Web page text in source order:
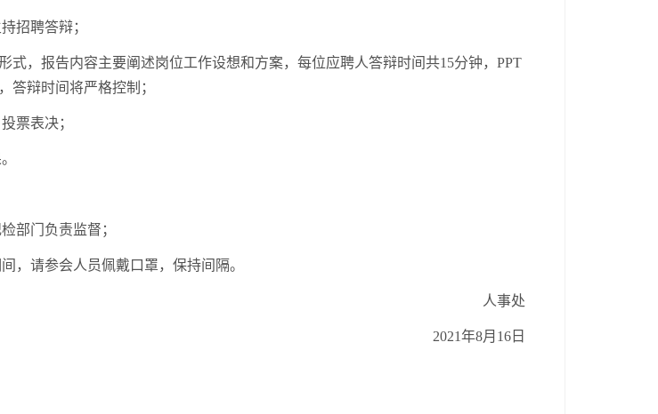
招聘答辩；
式，报告内容主要阐述岗位工作设想和方案，每位应聘人答辩时间共15分钟，PPT
答辩时间将严格控制；
票表决；
部门负责监督；
，请参会人员佩戴口罩，保持间隔。
人事处
2021年8月 16日